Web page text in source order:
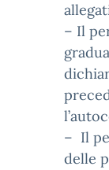
– Il
– Il
delle